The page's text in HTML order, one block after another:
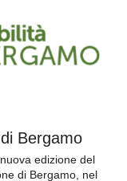
Bergamo
edizione del
di Bergamo, nel